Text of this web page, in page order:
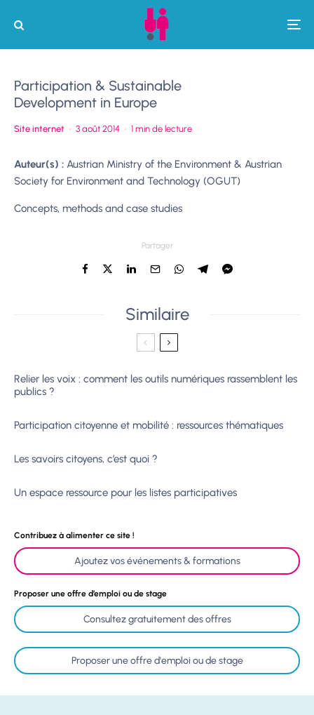
Participation & Sustainable
Development in Europe
Site internet · 3 août 2014 · 1 min de lecture
Auteur(s) : Austrian Ministry of the Environment & Austrian
Society for Environment and Technology (OGUT)
Concepts, methods and case studies
Partager
Similaire
Relier les voix : comment les outils numériques rassemblent les
publics ?
Participation citoyenne et mobilité : ressources thématiques
Les savoirs citoyens, c’est quoi ?
Un espace ressource pour les listes participatives
Contribuez à alimenter ce site !
Ajoutez vos événements & formations
Proposer une offre d’emploi ou de stage
Consultez gratuitement des offres
Proposer une offre d'emploi ou de stage